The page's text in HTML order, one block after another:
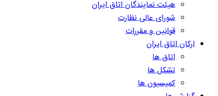
هیئت نمایندگان اتاق ایران
شورای عالی نظارت
قوانین و مقررات
ارکان اتاق ایران
اتاق ها
تشکل ها
کمیسیون ها